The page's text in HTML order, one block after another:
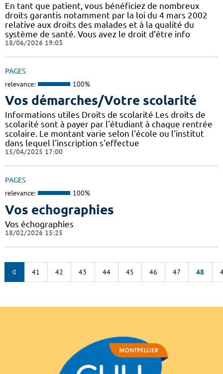
En tant que patient, vous bénéficiez de nombreux
droits garantis notamment par la loi du 4 mars 2002
relative aux droits des malades et à la qualité du
système de santé. Vous avez le droit d’être info
18/06/2026 19:03
PAGES
relevance: 100%
Vos démarches/Votre scolarité
Informations utiles Droits de scolarité Les droits de
scolarité sont à payer par l'étudiant à chaque rentrée
scolaire. Le montant varie selon l'école ou l'institut
dans lequel l'inscription s'effectue
15/04/2025 17:00
PAGES
relevance: 100%
Vos echographies
Vos échographies
18/02/2026 15:25
41 42 43 44 45 46 47 48